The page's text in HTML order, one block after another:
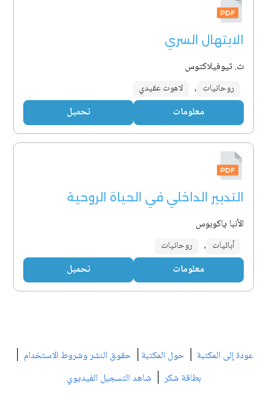
الابتهال السري
ث. ثيوفيلاكتوس
روحانيات , لاهوت عقيدي
معلومات تحميل
التدبير الداخلي في الحياة الروحية
الأنبا ياكوبوس
آبائيات , روحانيات
معلومات تحميل
عودة إلى المكتبة | حول المكتبة | حقوق النشر وشروط الاستخدام |
بطاقة شكر| شاهد التسجيل الفيديوي